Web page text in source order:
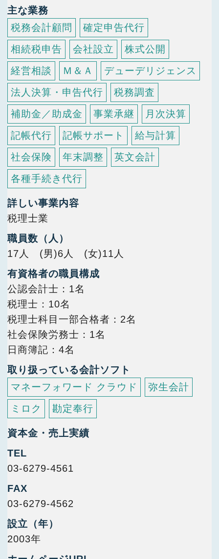
主な業務
税務会計顧問
確定申告代行
相続税申告
会社設立
株式公開
経営相談
Ｍ＆Ａ
デューデリジェンス
法人決算・申告代行
税務調査
補助金／助成金
事業承継
月次決算
記帳代行
記帳サポート
給与計算
社会保険
年末調整
英文会計
各種手続き代行
詳しい事業内容
税理士業
職員数（人）
17人 (男)6人 (女)11人
有資格者の職員構成
公認会計士
1名
税理士
10名
税理士科目一部合格者
2名
社会保険労務士
1名
日商簿記
4名
取り扱っている会計ソフト
マネーフォワード クラウド
弥生会計
ミロク
勘定奉行
資本金・売上実績
TEL
03-6279-4561
FAX
03-6279-4562
設立（年）
2003年